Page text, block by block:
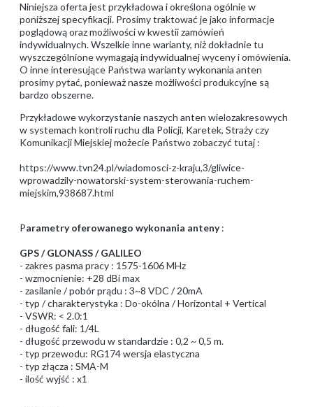
Niniejsza oferta jest przykładowa i określona ogólnie w
poniższej specyfikacji. Prosimy traktować je jako informacje
poglądową oraz możliwości w kwestii zamówień
indywidualnych. Wszelkie inne warianty, niż dokładnie tu
wyszczególnione wymagają indywidualnej wyceny i omówienia.
O inne interesujące Państwa warianty wykonania anten
prosimy pytać, ponieważ nasze możliwości produkcyjne są
bardzo obszerne.
Przykładowe wykorzystanie naszych anten wielozakresowych
w systemach kontroli ruchu dla Policji, Karetek, Straży czy
Komunikacji Miejskiej możecie Państwo zobaczyć tutaj :
https://www.tvn24.pl/wiadomosci-z-kraju,3/gliwice-
wprowadzily-nowatorski-system-sterowania-ruchem-
miejskim,938687.html
Parametry oferowanego wykonania anteny:
GPS / GLONASS / GALILEO
- zakres pasma pracy : 1575-1606 MHz
- wzmocnienie: +28 dBi max
- zasilanie / pobór prądu : 3~8 VDC / 20mA
- typ / charakterystyka : Do-okólna / Horizontal + Vertical
- VSWR: < 2.0:1
- długość fali: 1/4L
- długość przewodu w standardzie : 0,2 ~ 0,5 m.
- typ przewodu: RG174 wersja elastyczna
- typ złącza : SMA-M
- ilość wyjść : x1